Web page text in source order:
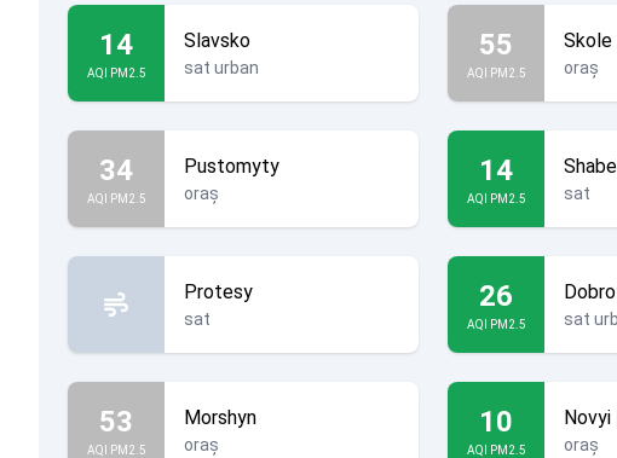
14
AQI PM2.5
Slavsko
sat urban
55
AQI PM2.5
Skole
oraș
34
AQI PM2.5
Pustomyty
oraș
14
AQI PM2.5 sat
Protesy
sat
26
AQI PM2.5 sat
53
AQI PM2.5
Morshyn
oraș
10
AQI PM2.5
Novyi
oraș